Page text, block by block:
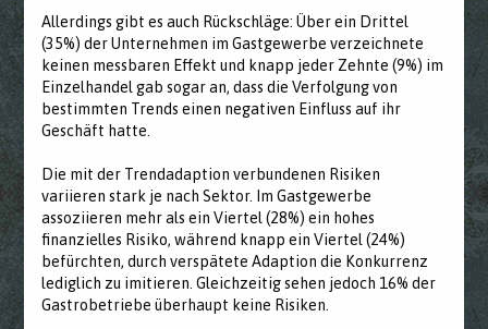
Allerdings gibt es auch Rückschläge: Über ein Drittel
(35%) der Unternehmen im Gastgewerbe verzeichnete
keinen messbaren Effekt und knapp jeder Zehnte (9%) im
Einzelhandel gab sogar an, dass die Verfolgung von
bestimmten Trends einen negativen Einfluss auf ihr
Geschäft hatte.
Die mit der Trendadaption verbundenen Risiken
variieren stark je nach Sektor. Im Gastgewerbe
assoziieren mehr als ein Viertel (28%) ein hohes
finanzielles Risiko, während knapp ein Viertel (24%)
befürchten, durch verspätete Adaption die Konkurrenz
lediglich zu imitieren. Gleichzeitig sehen jedoch 16% der
Gastrobetriebe überhaupt keine Risiken.